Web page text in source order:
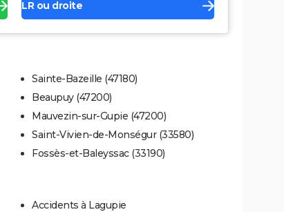
LR ou droite
Sainte-Bazeille (47180)
Beaupuy (47200)
Mauvezin-sur-Gupie (47200)
Saint-Vivien-de-Monségur (33580)
Fossès-et-Baleyssac (33190)
Accidents à Lagupie